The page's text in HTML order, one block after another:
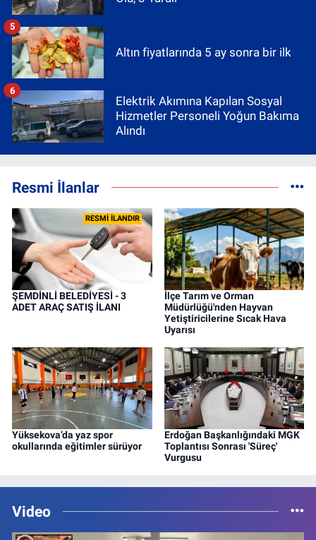
Altın fiyatlarında 5 ay sonra bir ilk
5
Elektrik Akımına Kapılan Sosyal
Hizmetler Personeli Yoğun Bakıma
Alındı
6
Resmi İlanlar
RESMİ İLANDIR
ŞEMDİNLİ BELEDİYESİ - 3
ADET ARAÇ SATIŞ İLANI
İlçe Tarım ve Orman
Müdürlüğü'nden Hayvan
Yetiştiricilerine Sıcak Hava
Uyarısı
Yüksekova’da yaz spor
okullarında eğitimler sürüyor
Erdoğan Başkanlığındaki MGK
Toplantısı Sonrası 'Süreç'
Vurgusu
Video